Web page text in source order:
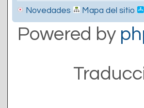
Novedades Mapa del sitio
Powered by